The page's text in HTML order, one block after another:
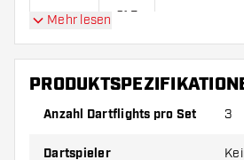
Short
21.5
Medium
mm
33.5
Mehr lesen
Anzahl Dartflights pro Set 3
Dartspieler